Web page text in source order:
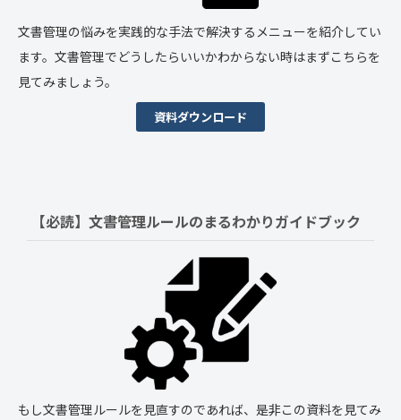
文書管理の悩みを実践的な手法で解決するメニューを紹介してい
ます。文書管理でどうしたらいいかわからない時はまずこちらを
見てみましょう。
資料ダウンロード
【必読】文書管理ルールのまるわかりガイドブック
もし文書管理ルールを見直すのであれば、是非この資料を見てみ